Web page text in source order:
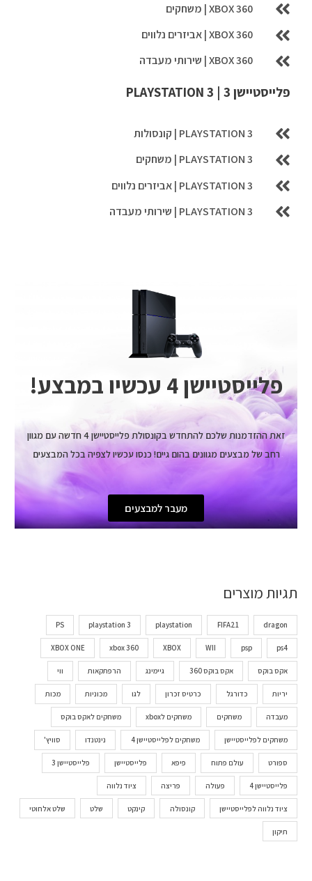
XBOX 360 | משחקים
XBOX 360 | אביזרים נלווים
XBOX 360 | שירותי מעבדה
פלייסטיישן 3 | PLAYSTATION 3
PLAYSTATION 3 | קונסולות
PLAYSTATION 3 | משחקים
PLAYSTATION 3 | אביזרים נלווים
PLAYSTATION 3 | שירותי מעבדה
פלייסטיישן 4 עכשיו במבצע!
זאת ההזדמנות שלכם להתחדש בקונסולת פלייסטיישן 4 חדשה עם מגוון
רחב של מבצעים מגוונים בהום גיים! כנסו עכשיו לצפיה בכל המבצעים
מעבר למבצעים
תגיות מוצרים
dragon
FIFA21
playstation
playstation 3
PS
ps4
psp
WII
XBOX
xbox 360
XBOX ONE
אקס בוקס אקס בוקס 360 גיימינג הרפתקאות ווי
יריות כדורגל כרטיס זכרון לגו מכוניות מכות
מעבדה משחקים משחקים לxbox משחקים לאקס בוקס
משחקים לפלייסטיישן משחקים לפלייסטיישן 4 נינטנדו סוויץ'
ספורט עולם פתוח פיפא פלייסטיישן פלייסטיישן 3
פלייסטיישן 4 פעולה פריצה ציוד נלווה
ציוד נלווה לפלייסטיישן קונסולה קינקט שלט שלט אלחוטי
תיקון